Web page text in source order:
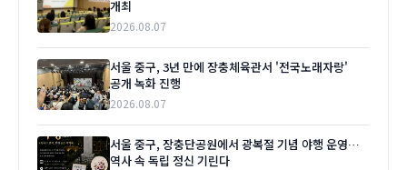
개최
2026.08.07
서울 중구, 3년 만에 장충체육관서 '전국노래자랑'
공개 녹화 진행
2026.08.07
서울 중구, 장충단공원에서 광복절 기념 야행 운영…
역사 속 독립 정신 기린다